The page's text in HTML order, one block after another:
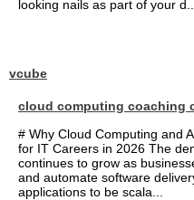
looking nails as part of your d...
vcube
cloud computing coaching
# Why Cloud Computing and
for IT Careers in 2026 The
continues to grow as
and automate software
applications to be scala...